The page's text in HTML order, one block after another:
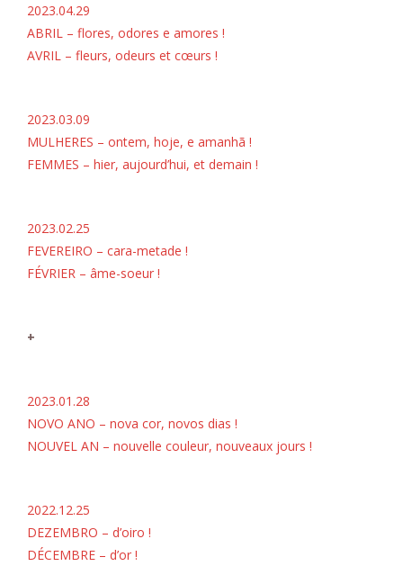
2023.04.29
ABRIL – flores, odores e amores !
AVRIL – fleurs, odeurs et cœurs !
2023.03.09
MULHERES – ontem, hoje, e amanhã !
FEMMES – hier, aujourd’hui, et demain !
2023.02.25
FEVEREIRO – cara-metade !
FÉVRIER – âme-soeur !
+
2023.01.28
NOVO ANO – nova cor, novos dias !
NOUVEL AN – nouvelle couleur, nouveaux jours !
2022.12.25
DEZEMBRO – d’oiro !
DÉCEMBRE – d’or !